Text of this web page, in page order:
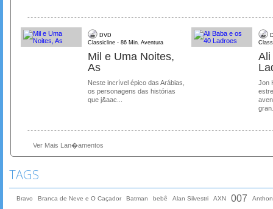
DVD
Classicline - 86 Min. Aventura
Mil e Uma Noites,
As
Neste incrível épico das Arábias,
os personagens das histórias
que j&aac...
Ali
Jon
Ver Mais Lan�amentos
TAGS
Bravo Branca de Neve e O Caçador Batman bebê Alan Silvestri AXN 007